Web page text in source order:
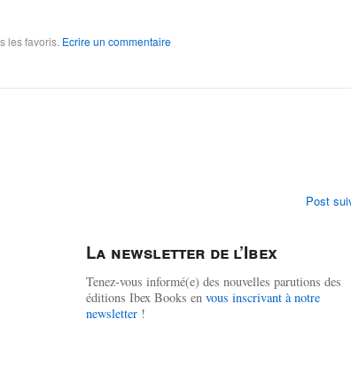
les favoris. Ecrire un commentaire
Post
La newsletter de l’Ibex
Tenez-vous informé(e) des nouvelles parutions des
éditions Ibex Books en vous inscrivant à notre
newsletter !